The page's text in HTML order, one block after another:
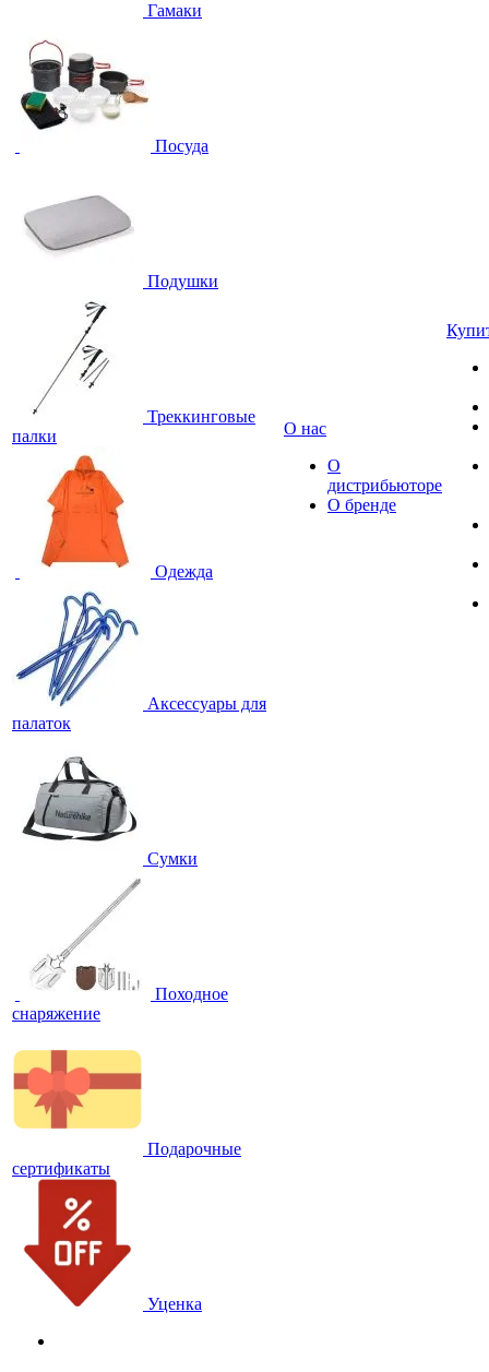
Гамаки
Посуда
Подушки
Треккинговые
палки
Одежда
Аксессуары для
палаток
Сумки
Походное
снаряжение
Подарочные
сертификаты
Уценка
О нас
О
дистрибьюторе
О бренде